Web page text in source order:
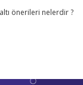
önerileri nelerdir ?